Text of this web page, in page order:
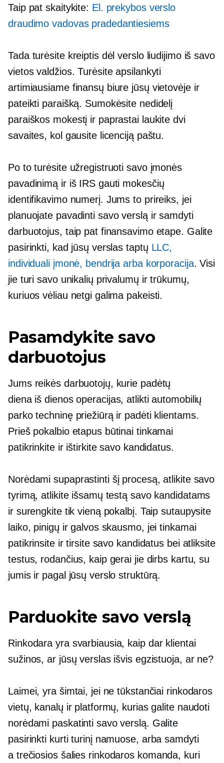
Taip pat skaitykite: El. prekybos verslo
draudimo vadovas pradedantiesiems
Tada turėsite kreiptis dėl verslo liudijimo iš savo
vietos valdžios. Turėsite apsilankyti
artimiausiame finansų biure jūsų vietovėje ir
pateikti paraišką. Sumokėsite nedidelį
paraiškos mokestį ir paprastai laukite dvi
savaites, kol gausite licenciją paštu.
Po to turėsite užregistruoti savo įmonės
pavadinimą ir iš IRS gauti mokesčių
identifikavimo numerį. Jums to prireiks, jei
planuojate pavadinti savo verslą ir samdyti
darbuotojus, taip pat finansavimo etape. Galite
pasirinkti, kad jūsų verslas taptų LLC,
individuali įmonė, bendrija arba korporacija. Visi
jie turi savo unikalių privalumų ir trūkumų,
kuriuos vėliau netgi galima pakeisti.
Pasamdykite savo
darbuotojus
Jums reikės darbuotojų, kurie padėtų
diena iš dienosoperacijas, atlikti automobilių
parko techninę priežiūrą ir padėti klientams.
Prieš pokalbio etapus būtinai tinkamai
patikrinkite ir ištirkite savo kandidatus.
Norėdami supaprastinti šį procesą, atlikite savo
tyrimą, atlikite išsamų testą savo kandidatams
ir surengkite tik vieną pokalbį. Taip sutaupysite
laiko, pinigų ir galvos skausmo, jei tinkamai
patikrinsite ir tirsite savo kandidatus bei atliksite
testus, rodančius, kaip gerai jie dirbs kartu, su
jumis ir pagal jūsų verslo struktūrą.
Parduokite savo verslą
Rinkodara yra svarbiausia, kaip dar klientai
sužinos, ar jūsų verslas išvis egzistuoja, ar ne?
Laimei, yra šimtai, jei ne tūkstančiai rinkodaros
vietų, kanalų ir platformų, kurias galite naudoti
norėdami paskatinti savo verslą. Galite
pasirinkti kurti turinį namuose, arba samdyti
a trečiosios šalies rinkodaros komanda, kuri